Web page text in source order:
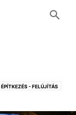
ÉPÍTKEZÉS - FELÚJÍTÁS